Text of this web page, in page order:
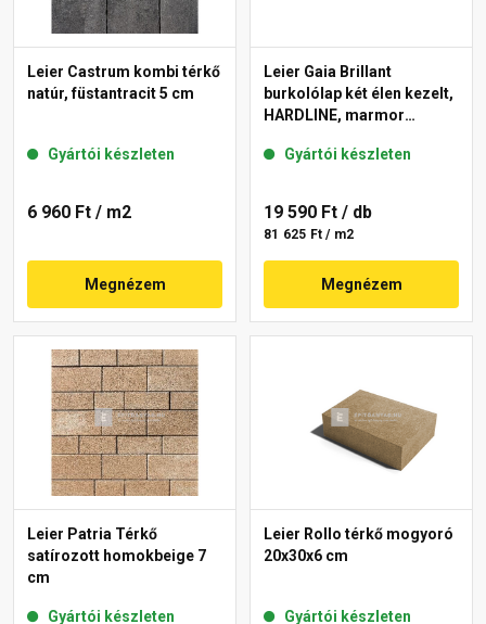
Leier Castrum kombi térkő
natúr, füstantracit 5 cm
Gyártói készleten
6 960 Ft / m2
Megnézem
Leier Gaia Brillant
burkolólap két élen kezelt,
HARDLINE, marmor
Gyártói készleten
19 590 Ft / db
81 625 Ft / m2
Megnézem
Leier Patria Térkő
satírozott homokbeige 7
cm
Gyártói készleten
Leier Rollo térkő mogyoró
20x30x6 cm
Gyártói készleten